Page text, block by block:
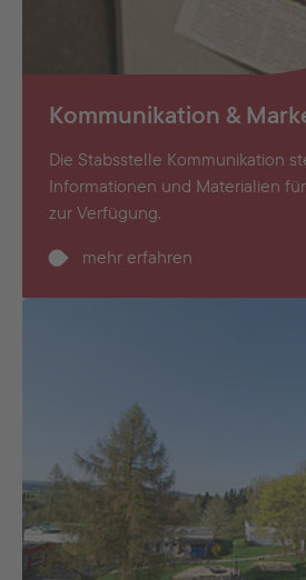
Kommunikation &
Die Stabsstelle Kommunikation
Informationen und Materialien
zur Verfügung.
mehr erfahren